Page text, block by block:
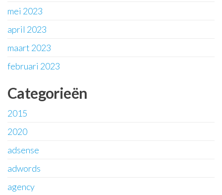
mei 2023
april 2023
maart 2023
februari 2023
Categorieën
2015
2020
adsense
adwords
agency